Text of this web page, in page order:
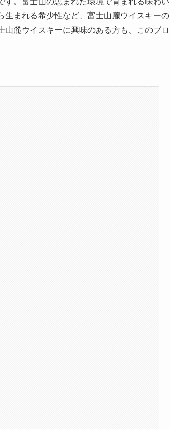
生まれる希少性など、富士山麓ウイスキーの
麓ウイスキーに興味のある方も、このブロ